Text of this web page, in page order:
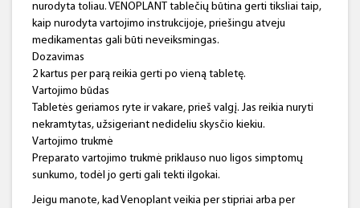
nurodyta toliau. VENOPLANT tablečių būtina gerti tiksliai taip,
kaip nurodyta vartojimo instrukcijoje, priešingu atveju
medikamentas gali būti neveiksmingas.
Dozavimas
2 kartus per parą reikia gerti po vieną tabletę.
Vartojimo būdas
Tabletės geriamos ryte ir vakare, prieš valgį. Jas reikia nuryti
nekramtytas, užsigeriant nedideliu skysčio kiekiu.
Vartojimo trukmė
Preparato vartojimo trukmė priklauso nuo ligos simptomų
sunkumo, todėl jo gerti gali tekti ilgokai.
Jeigu manote, kad Venoplant veikia per stipriai arba per